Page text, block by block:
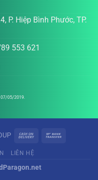
P. Hiệp Bình Phước, TP.
553 621
07/05/2019.
LIÊN HỆ